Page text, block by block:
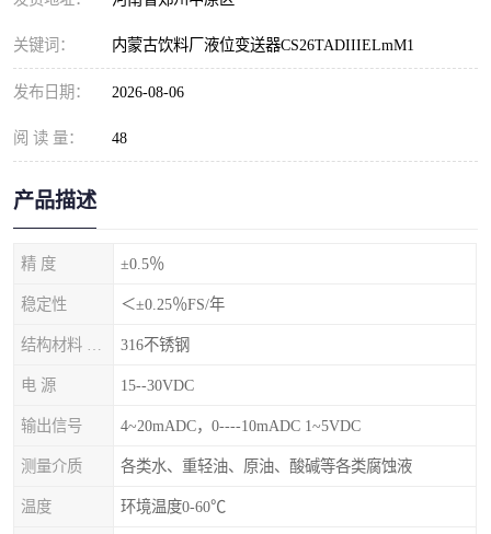
关键词： 内蒙古饮料厂液位变送器CS26TADIIIELmM1
发布日期： 2026-08-06
阅 读 量： 48
产品描述
精 度 ±0.5％
稳定性 ＜±0.25％FS/年
316不锈钢
电 源 15--30VDC
输出信号 4~20mADC，0----10mADC 1~5VDC
测量介质 各类水、重轻油、原油、酸碱等各类腐蚀液
温度 环境温度0-60℃